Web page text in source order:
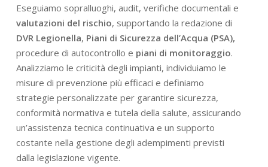
Eseguiamo sopralluoghi, audit, verifiche documentali e
valutazioni del rischio, supportando la redazione di
DVR Legionella, Piani di Sicurezza dell’Acqua (PSA),
procedure di autocontrollo e piani di monitoraggio.
Analizziamo le criticità degli impianti, individuiamo le
misure di prevenzione più efficaci e definiamo
strategie personalizzate per garantire sicurezza,
conformità normativa e tutela della salute, assicurando
un’assistenza tecnica continuativa e un supporto
costante nella gestione degli adempimenti previsti
dalla legislazione vigente.